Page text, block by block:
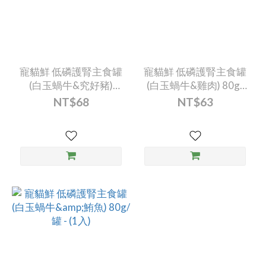
寵貓鮮 低磷護腎主食罐
(白玉蝸牛&究好豬)
80g/罐 - (1入)
NT$68
寵貓鮮 低磷護腎主食罐
(白玉蝸牛&雞肉) 80g/
罐 - (1入)
NT$63